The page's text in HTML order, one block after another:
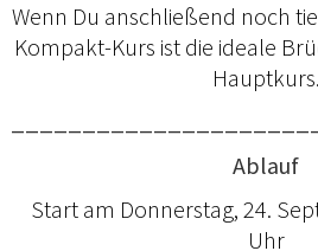
Wenn Du anschließend noch
Kompakt-Kurs ist die ideale
Hauptkurs.
Ablauf
Start am Donnerstag, 24.
Uhr